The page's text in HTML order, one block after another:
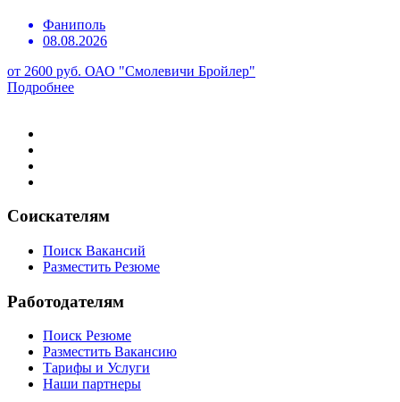
Фаниполь
08.08.2026
от 2600 руб. ОАО "Смолевичи Бройлер"
Подробнее
Соискателям
Поиск Вакансий
Разместить Резюме
Работодателям
Поиск Резюме
Разместить Вакансию
Тарифы и Услуги
Наши партнеры